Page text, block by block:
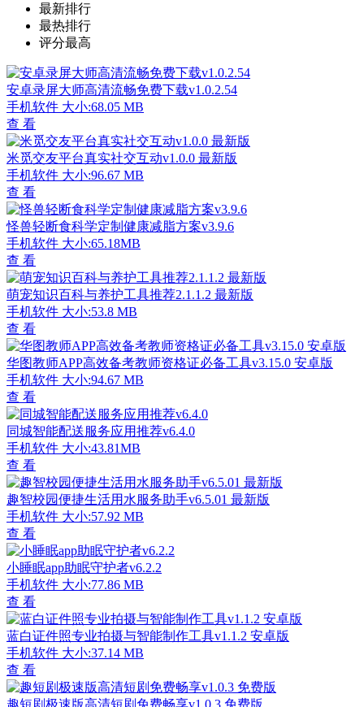
最新排行
最热排行
评分最高
安卓录屏大师高清流畅免费下载v1.0.2.54
手机软件 大小:68.05 MB
查 看
米觅交友平台真实社交互动v1.0.0 最新版
手机软件 大小:96.67 MB
查 看
怪兽轻断食科学定制健康减脂方案v3.9.6
手机软件 大小:65.18MB
查 看
萌宠知识百科与养护工具推荐2.1.1.2 最新版
手机软件 大小:53.8 MB
查 看
华图教师APP高效备考教师资格证必备工具v3.15.0 安卓版
手机软件 大小:94.67 MB
查 看
同城智能配送服务应用推荐v6.4.0
手机软件 大小:43.81MB
查 看
趣智校园便捷生活用水服务助手v6.5.01 最新版
手机软件 大小:57.92 MB
查 看
小睡眠app助眠守护者v6.2.2
手机软件 大小:77.86 MB
查 看
蓝白证件照专业拍摄与智能制作工具v1.1.2 安卓版
手机软件 大小:37.14 MB
查 看
趣短剧极速版高清短剧免费畅享v1.0.3 免费版